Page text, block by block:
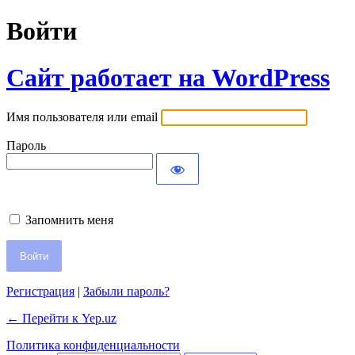
Войти
Сайт работает на WordPress
Имя пользователя или email
Пароль
Запомнить меня
Регистрация | Забыли пароль?
← Перейти к Yep.uz
Политика конфиденциальности